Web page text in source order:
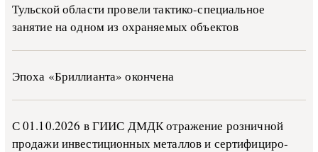
Тульской области провели тактико-специальное
занятие на одном из охраняемых объектов
Эпоха «Бриллианта» окончена
С 01.10.2026 в ГИИС ДМДК от­ра­же­ние роз­ни­ч­ной
про­да­жи ин­ве­сти­ци­он­ных ме­тал­лов и сер­ти­фи­ци­ро­